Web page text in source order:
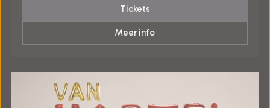
Tickets
Meer info